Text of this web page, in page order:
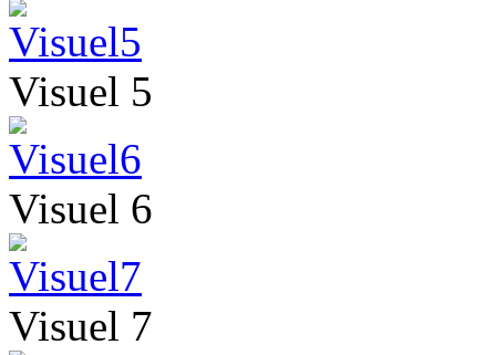
Visuel 5
Visuel 6
Visuel 7